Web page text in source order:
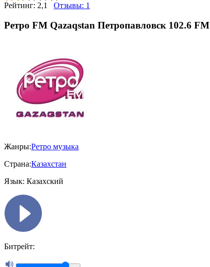
Рейтинг: 2,1 Отзывы: 1
Ретро FM Qazaqstan Петропавловск 102.6 FM
Жанры:Ретро музыка
Страна:Казахстан
Язык: Казахский
Битрейт: